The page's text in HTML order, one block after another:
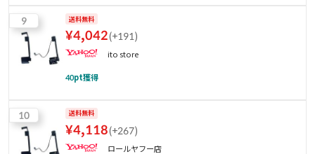
9 送料無料
¥4,042(+191)
ito store
40pt獲得
10 送料無料
¥4,118(+267)
ロールヤフー店